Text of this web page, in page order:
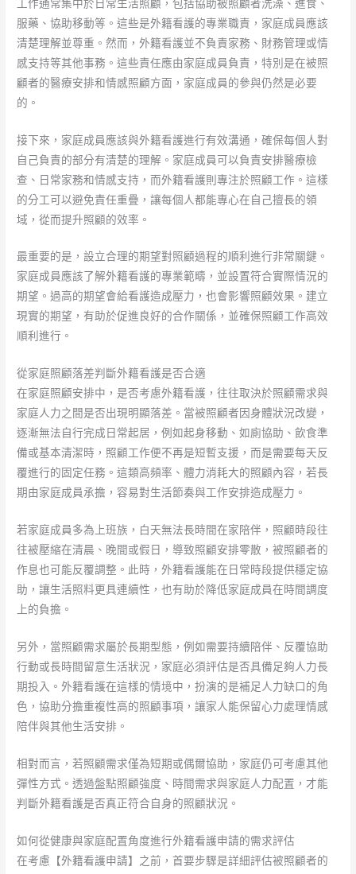
工作通常集中於日常生活照顧，包括協助被照顧者洗澡、進食、
服藥、協助移動等。這些是外籍看護的專業職責，家庭成員應該
清楚理解並尊重。然而，外籍看護並不負責家務、財務管理或情
感支持等其他事務。這些責任應由家庭成員負責，特別是在被照
顧者的醫療安排和情感照顧方面，家庭成員的參與仍然是必要
的。
接下來，家庭成員應該與外籍看護進行有效溝通，確保每個人對
自己負責的部分有清楚的理解。家庭成員可以負責安排醫療檢
查、日常家務和情感支持，而外籍看護則專注於照顧工作。這樣
的分工可以避免責任重疊，讓每個人都能專心在自己擅長的領
域，從而提升照顧的效率。
最重要的是，設立合理的期望對照顧過程的順利進行非常關鍵。
家庭成員應該了解外籍看護的專業範疇，並設置符合實際情況的
期望。過高的期望會給看護造成壓力，也會影響照顧效果。建立
現實的期望，有助於促進良好的合作關係，並確保照顧工作高效
順利進行。
從家庭照顧落差判斷外籍看護是否合適
在家庭照顧安排中，是否考慮外籍看護，往往取決於照顧需求與
家庭人力之間是否出現明顯落差。當被照顧者因身體狀況改變，
逐漸無法自行完成日常起居，例如起身移動、如廁協助、飲食準
備或基本清潔時，照顧工作便不再是短暫支援，而是需要每天反
覆進行的固定任務。這類高頻率、體力消耗大的照顧內容，若長
期由家庭成員承擔，容易對生活節奏與工作安排造成壓力。
若家庭成員多為上班族，白天無法長時間在家陪伴，照顧時段往
往被壓縮在清晨、晚間或假日，導致照顧安排零散，被照顧者的
作息也可能反覆調整。此時，外籍看護能在日常時段提供穩定協
助，讓生活照料更具連續性，也有助於降低家庭成員在時間調度
上的負擔。
另外，當照顧需求屬於長期型態，例如需要持續陪伴、反覆協助
行動或長時間留意生活狀況，家庭必須評估是否具備足夠人力長
期投入。外籍看護在這樣的情境中，扮演的是補足人力缺口的角
色，協助分擔重複性高的照顧事項，讓家人能保留心力處理情感
陪伴與其他生活安排。
相對而言，若照顧需求僅為短期或偶爾協助，家庭仍可考慮其他
彈性方式。透過盤點照顧強度、時間需求與家庭人力配置，才能
判斷外籍看護是否真正符合自身的照顧狀況。
如何從健康與家庭配置角度進行外籍看護申請的需求評估
在考慮【外籍看護申請】之前，首要步驟是詳細評估被照顧者的